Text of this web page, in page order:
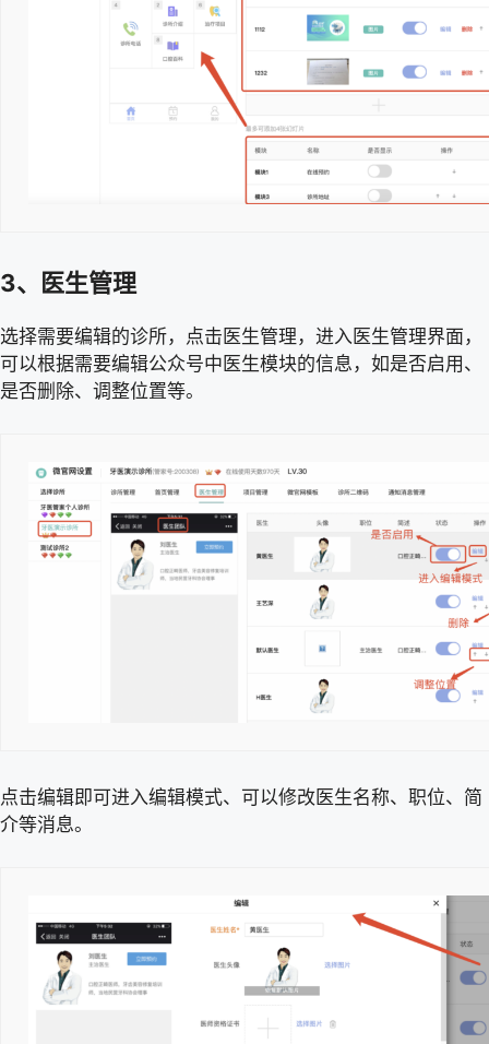
3、医生管理
选择需要编辑的诊所，点击医生管理，进入医生管理界面，
可以根据需要编辑公众号中医生模块的信息，如是否启用、
是否删除、调整位置等。
点击编辑即可进入编辑模式、可以修改医生名称、职位、简
介等消息。